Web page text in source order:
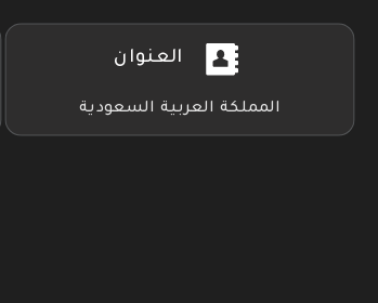
العنوان
المملكة العربية السعودية